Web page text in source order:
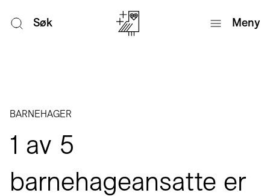
Søk Meny
BARNEHAGER
1 av 5
barnehageansatte er